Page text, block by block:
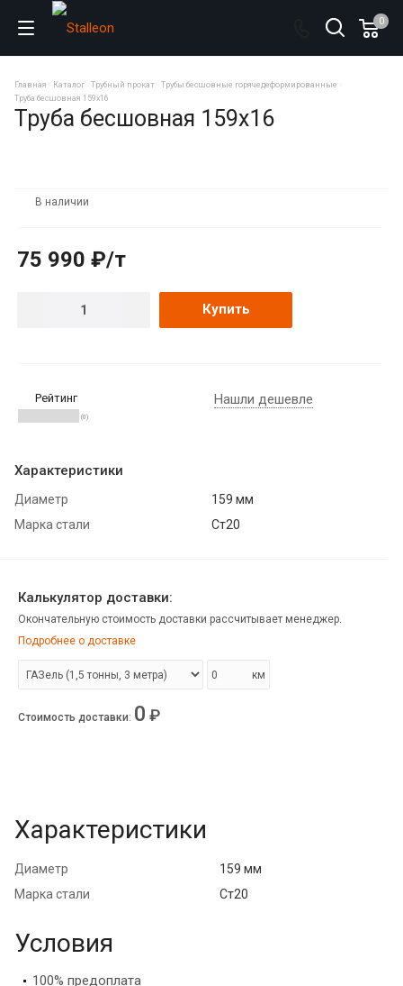
0
Главная Каталог Трубный прокат
Трубы бесшовные горячедеформированные
Труба бесшовная 159х16
Труба бесшовная 159х16
В наличии
75 990 ₽/т
Купить
Рейтинг
(0)
Нашли дешевле
Характеристики
Диаметр
159 мм
Марка стали
Ст20
Калькулятор доставки:
Окончательную стоимость доставки рассчитывает менеджер.
Подробнее о доставке
км
Стоимость доставки: 0 ₽
Характеристики
Диаметр
159 мм
Марка стали
Ст20
Условия
100% предоплата